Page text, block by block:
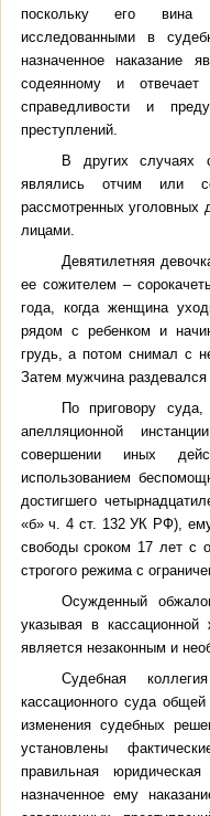
поскольку его вина
исследованными в
назначенное наказание
содеянному и отвечает
справедливости и
преступлений.
В других случаях
являлись отчим или
рассмотренных уголовных
лицами.
Девятилетняя
ее сожителем –
года, когда женщина
рядом с ребенком и
грудь, а потом снимал с
Затем мужчина раздевался
По приговору
апелляционной
совершении иных
использованием
достигшего
«б» ч. 4 ст. 132 УК РФ),
свободы сроком 17 лет с
строгого режима с
Осужденный
указывая в кассационной
является незаконным и
Судебная
кассационного суда
изменения судебных
установлены
правильная
назначенное ему